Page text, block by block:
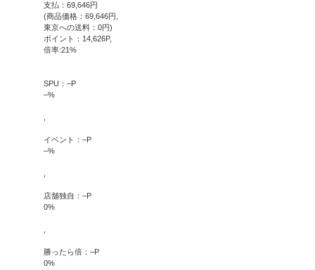
支払： 69,646円
(商品価格： 69,646円,
東京への送料： 0円)
ポイント： 14,626P,
倍率:21 %
SPU： –P
–%
イベント： –P
–%
店舗独自： –P
0%
勝ったら倍： –P
0%